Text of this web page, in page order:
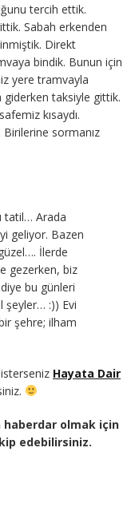
tercih ettik.
Sabah erkenden
Direkt
bindik. Bunun için
yere tramvayla
giderken taksiyle gittik.
kısaydı.
sormanız
tatil… Arada
geliyor. Bazen
İlerde
gezerken, biz
bu günleri
şeyler… :)) Evi
şehre; ilham
Hayata Dair
haberdar olmak için
edebilirsiniz.